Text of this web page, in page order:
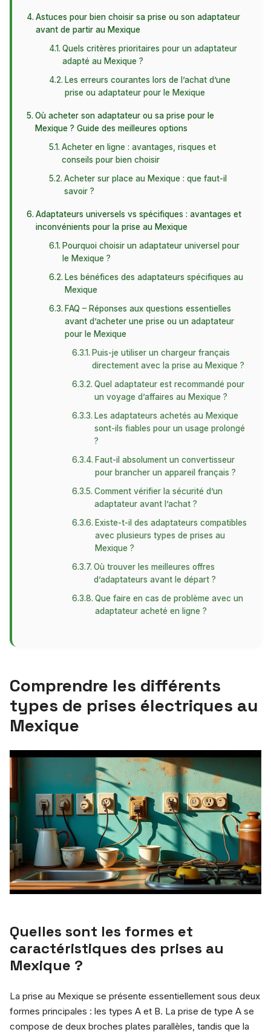
Astuces pour bien choisir sa prise ou son adaptateur
avant de partir au Mexique
Quels critères prioritaires pour un adaptateur
adapté au Mexique ?
Les erreurs courantes lors de l’achat d’une
prise ou adaptateur pour le Mexique
Où acheter son adaptateur ou sa prise pour le
Mexique ? Guide des meilleures options
Acheter en ligne : avantages, risques et
conseils pour bien choisir
Acheter sur place au Mexique : que faut-il
savoir ?
Adaptateurs universels vs spécifiques : avantages et
inconvénients pour la prise au Mexique
Pourquoi choisir un adaptateur universel pour
le Mexique ?
Les bénéfices des adaptateurs spécifiques au
Mexique
FAQ – Réponses aux questions essentielles
avant d’acheter une prise ou un adaptateur
pour le Mexique
Puis-je utiliser un chargeur français
directement avec la prise au Mexique ?
Quel adaptateur est recommandé pour
un voyage d’affaires au Mexique ?
Les adaptateurs achetés au Mexique
sont-ils fiables pour un usage prolongé
?
Faut-il absolument un convertisseur
pour brancher un appareil français ?
Comment vérifier la sécurité d’un
adaptateur avant l’achat ?
Existe-t-il des adaptateurs compatibles
avec plusieurs types de prises au
Mexique ?
Où trouver les meilleures offres
d’adaptateurs avant le départ ?
Que faire en cas de problème avec un
adaptateur acheté en ligne ?
Comprendre les différents
types de prises électriques au
Mexique
Quelles sont les formes et
caractéristiques des prises au
Mexique ?
La prise au Mexique se présente essentiellement sous deux
formes principales : les types A et B. La prise de type A se
compose de deux broches plates parallèles, tandis que la